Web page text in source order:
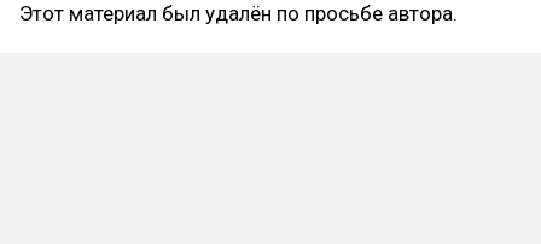
Этот материал был удалён по просьбе автора.